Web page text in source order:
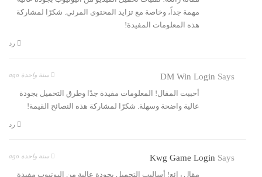
مهمة جداً، وخاصة مع تزايد المحتوى المرئي. شكرًا لمشاركة
هذه المعلومات المفيدة!
رد
DM Win Login Says سنة واحدة ago
أحببت المقال! المعلومات مفيدة جدًا وطرق التحميل بجودة
عالية واضحة وسهلة. شكرًا لمشاركة هذه النصائح القيمة!
رد
Kwg Game Login Says سنة واحدة ago
مقال رائع! أساليب التحميل بجودة عالية من اليوتيوب مفيدة